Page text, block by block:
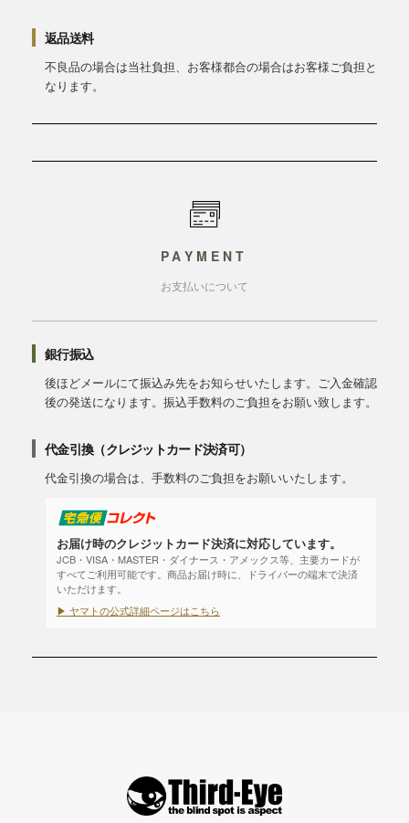
返品送料
不良品の場合は当社負担、お客様都合の場合はお客様ご負担と
なります。
PAYMENT
お支払いについて
銀行振込
後ほどメールにて振込み先をお知らせいたします。ご入金確認
後の発送になります。振込手数料のご負担をお願い致します。
代金引換（クレジットカード決済可）
代金引換の場合は、手数料のご負担をお願いいたします。
お届け時のクレジットカード決済に対応しています。
JCB・VISA・MASTER・ダイナース・アメックス等、主要カードが
すべてご利用可能です。商品お届け時に、ドライバーの端末で決済
いただけます。
▶ ヤマトの公式詳細ページはこちら